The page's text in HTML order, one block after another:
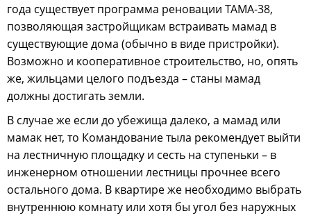
года существует программа реновации ТАМА-38,
позволяющая застройщикам встраивать мамад в
существующие дома (обычно в виде пристройки).
Возможно и кооперативное строительство, но, опять
же, жильцами целого подъезда – станы мамад
должны достигать земли.
В случае же если до убежища далеко, а мамад или
мамак нет, то Командование тыла рекомендует выйти
на лестничную площадку и сесть на ступеньки – в
инженерном отношении лестницы прочнее всего
остального дома. В квартире же необходимо выбрать
внутреннюю комнату или хотя бы угол без наружных